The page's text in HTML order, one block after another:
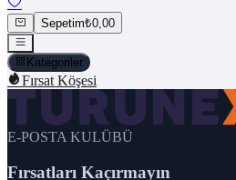
Sepetim₺0,00
Kategoriler
Fırsat Köşesi
E-POSTA KULÜBÜ
Fırsatları Kaçırmayın